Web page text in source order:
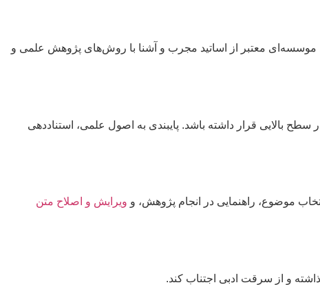
موسسه‌ای معتبر از اساتید مجرب و آشنا با روش‌های پژوهش علمی و
در سطح بالایی قرار داشته باشد. پایبندی به اصول علمی، استناددهی
موضوع، راهنمایی در انجام پژوهش، و ویرایش و اصلاح متن
و از سرقت ادبی اجتناب کند.